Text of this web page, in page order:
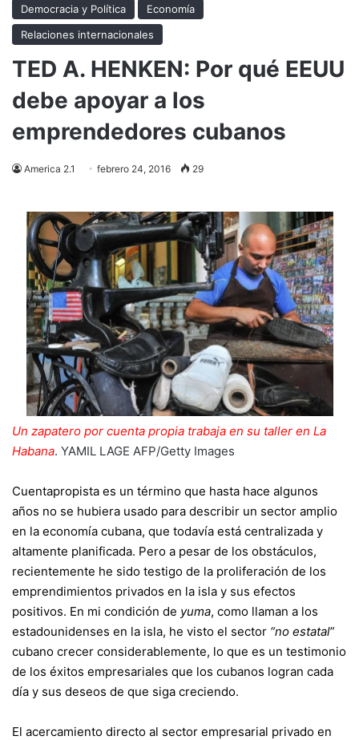
Democracia y Política
Economía
Relaciones internacionales
TED A. HENKEN: Por qué EEUU
debe apoyar a los
emprendedores cubanos
America 2.1 febrero 24, 2016 29
Un zapatero por cuenta propia trabaja en su taller en La
Habana. YAMIL LAGE AFP/Getty Images
Cuentapropista es un término que hasta hace algunos
años no se hubiera usado para describir un sector amplio
en la economía cubana, que todavía está centralizada y
altamente planificada. Pero a pesar de los obstáculos,
recientemente he sido testigo de la proliferación de los
emprendimientos privados en la isla y sus efectos
positivos. En mi condición de yuma, como llaman a los
estadounidenses en la isla, he visto el sector “no estatal”
cubano crecer considerablemente, lo que es un testimonio
de los éxitos empresariales que los cubanos logran cada
día y sus deseos de que siga creciendo.
El acercamiento directo al sector empresarial privado en